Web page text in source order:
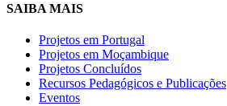
SAIBA MAIS
Projetos em Portugal
Projetos em Moçambique
Projetos Concluídos
Recursos Pedagógicos e Publicações
Eventos